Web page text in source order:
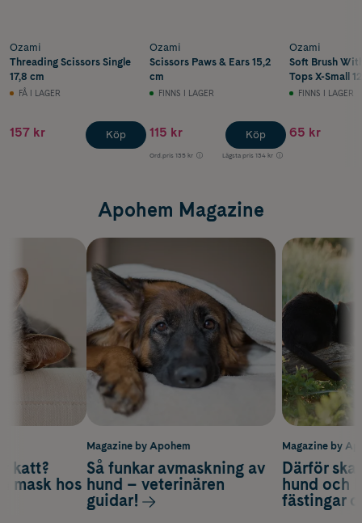
Ozami
Threading Scissors Single
17,8 cm
FÅ I LAGER
157 kr Köp
Ozami
Scissors Paws & Ears 15,2
cm
FINNS I LAGER
115 kr
Ord.pris 135 kr Lägsta pris 134 kr
Köp
Ozami
Soft Brush
Tops X-Small
FINNS I LAGER
65 kr
Apohem Magazine
Magazine by
Därför
hund och
fästingar
katt?
mask hos
Magazine by Apohem
Så funkar avmaskning av
hund – veterinären
guidar!